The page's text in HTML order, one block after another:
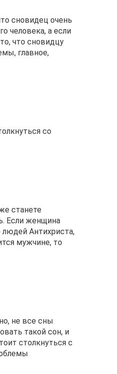
сновидец очень
человека, а если
что сновидцу
главное,
со
станете
Если женщина
Антихриста,
мужчине, то
не все сны
такой сон, и
столкнуться с